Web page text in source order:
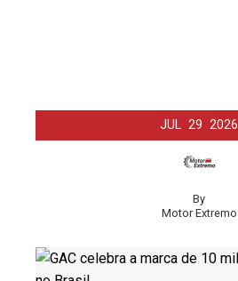
JUL 29 2026
By
Motor Extremo